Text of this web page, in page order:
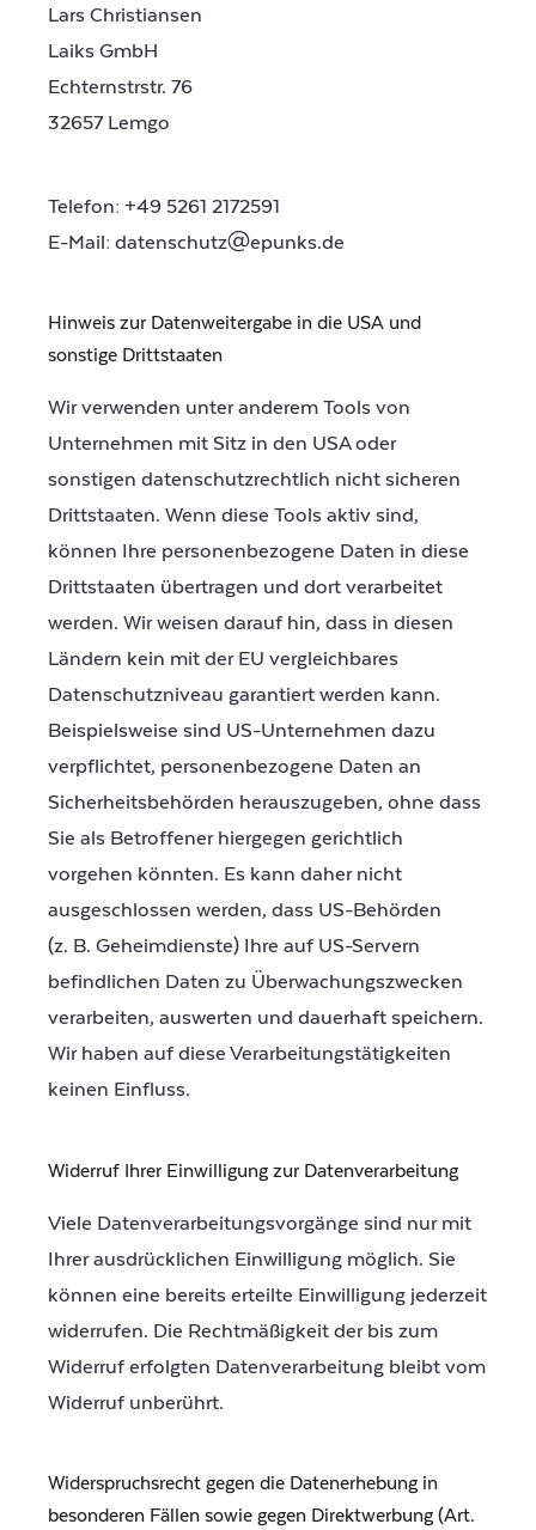
Lars Christiansen
Laiks GmbH
Echternstrstr. 76
32657 Lemgo
Telefon: +49 5261 2172591
E-Mail: datenschutz@epunks.de
Hinweis zur Datenweitergabe in die USA und
sonstige Drittstaaten
Wir verwenden unter anderem Tools von
Unternehmen mit Sitz in den USA oder
sonstigen datenschutzrechtlich nicht sicheren
Drittstaaten. Wenn diese Tools aktiv sind,
können Ihre personenbezogene Daten in diese
Drittstaaten übertragen und dort verarbeitet
werden. Wir weisen darauf hin, dass in diesen
Ländern kein mit der EU vergleichbares
Datenschutzniveau garantiert werden kann.
Beispielsweise sind US-Unternehmen dazu
verpflichtet, personenbezogene Daten an
Sicherheitsbehörden herauszugeben, ohne dass
Sie als Betroffener hiergegen gerichtlich
vorgehen könnten. Es kann daher nicht
ausgeschlossen werden, dass US-Behörden
(z. B. Geheimdienste) Ihre auf US-Servern
befindlichen Daten zu Überwachungszwecken
verarbeiten, auswerten und dauerhaft speichern.
Wir haben auf diese Verarbeitungstätigkeiten
keinen Einfluss.
Widerruf Ihrer Einwilligung zur Datenverarbeitung
Viele Datenverarbeitungsvorgänge sind nur mit
Ihrer ausdrücklichen Einwilligung möglich. Sie
können eine bereits erteilte Einwilligung jederzeit
widerrufen. Die Rechtmäßigkeit der bis zum
Widerruf erfolgten Datenverarbeitung bleibt vom
Widerruf unberührt.
Widerspruchsrecht gegen die Datenerhebung in
besonderen Fällen sowie gegen Direktwerbung (Art.